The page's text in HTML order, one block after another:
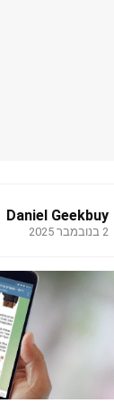
Daniel Geekbuy
2 בנובמבר 2025